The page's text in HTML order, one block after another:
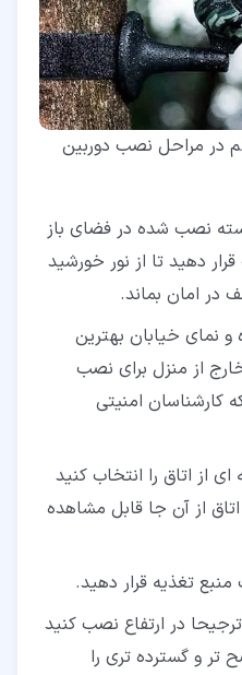
در مراحل نصب دوربین
نصب شده در فضای باز
دهید تا از نور خورشید
در امان بماند.
نمای خیابان بهترین
از منزل برای نصب
کارشناسان امنیتی
از اتاق را انتخاب کنید
از آن جا قابل مشاهده
منبع تغذیه قرار دهید.
در ارتفاع نصب کنید
تر و گسترده تری را